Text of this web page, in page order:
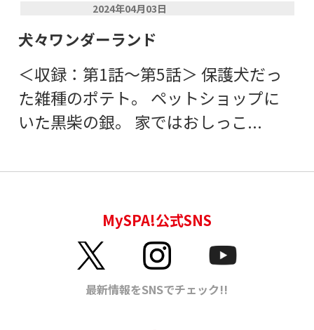
2024年04月03日
犬々ワンダーランド
＜収録：第1話～第5話＞ 保護犬だっ
た雑種のポテト。 ペットショップに
いた黒柴の銀。 家ではおしっこ...